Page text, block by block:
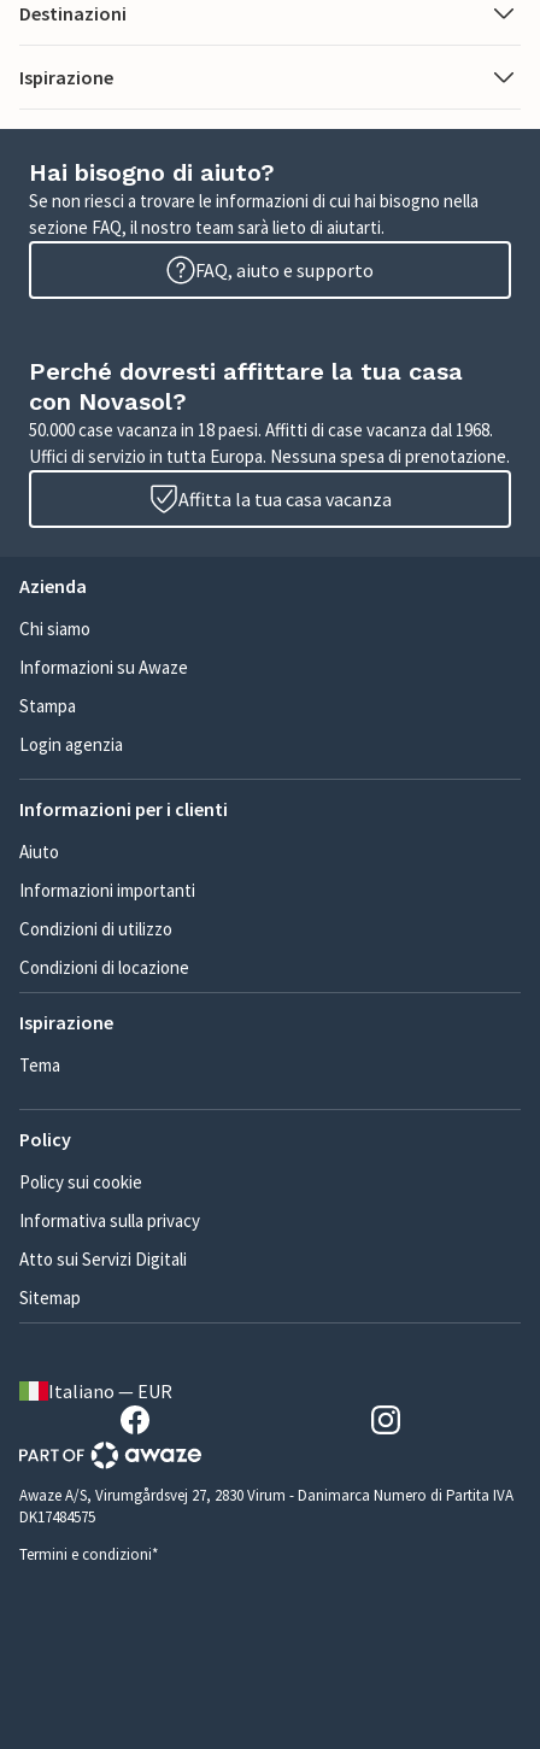
Destinazioni
Ispirazione
Hai bisogno di aiuto?
Se non riesci a trovare le informazioni di cui hai bisogno nella
sezione FAQ, il nostro team sarà lieto di aiutarti.
FAQ, aiuto e supporto
Perché dovresti affittare la tua casa
con Novasol?
50.000 case vacanza in 18 paesi. Affitti di case vacanza dal 1968.
Uffici di servizio in tutta Europa. Nessuna spesa di prenotazione.
Affitta la tua casa vacanza
Azienda
Chi siamo
Informazioni su Awaze
Stampa
Login agenzia
Informazioni per i clienti
Aiuto
Informazioni importanti
Condizioni di utilizzo
Condizioni di locazione
Ispirazione
Tema
Policy
Policy sui cookie
Informativa sulla privacy
Atto sui Servizi Digitali
Sitemap
Italiano — EUR
Awaze A/S, Virumgårdsvej 27, 2830 Virum - Danimarca Numero di Partita IVA
DK17484575
Termini e condizioni*